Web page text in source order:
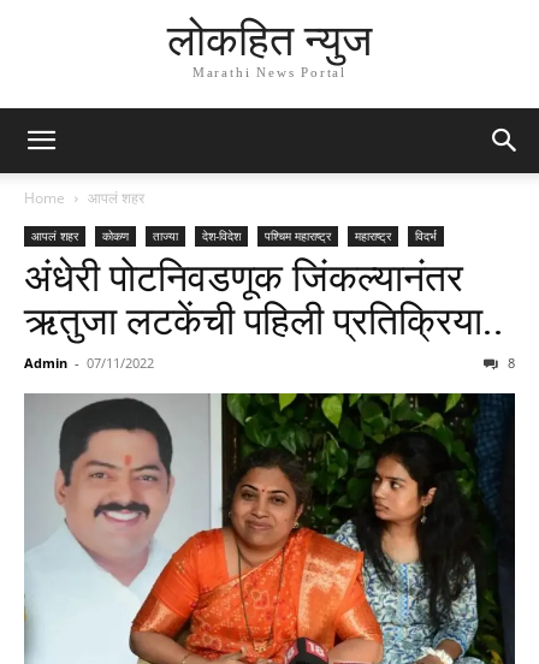
लोकहित न्युज
Marathi News Portal
Home आपलं शहर
आपलं शहर कोकण ताज्या देश-विदेश पश्चिम महाराष्ट्र महाराष्ट्र विदर्भ
अंधेरी पोटनिवडणूक जिंकल्यानंतर
ऋतुजा लटकेंची पहिली प्रतिक्रिया..
Admin - 07/11/2022 8